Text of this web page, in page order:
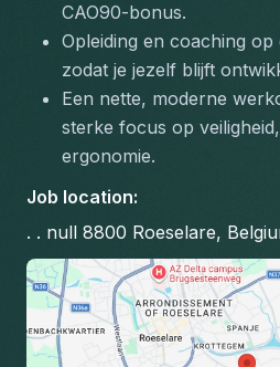
CAO90-bonus.
Opleiding en coaching
zodat je jezelf blijft
Een nette, moderne
sterke focus op
ergonomie.
Job location:
. . null 8800 Roeselare,